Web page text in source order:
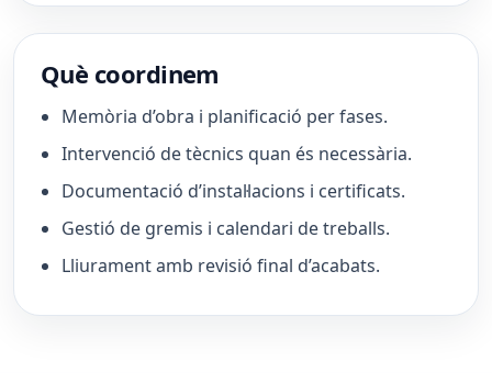
Què coordinem
Memòria d’obra i planificació per fases.
Intervenció de tècnics quan és necessària.
Documentació d’instal·lacions i certificats.
Gestió de gremis i calendari de treballs.
Lliurament amb revisió final d’acabats.